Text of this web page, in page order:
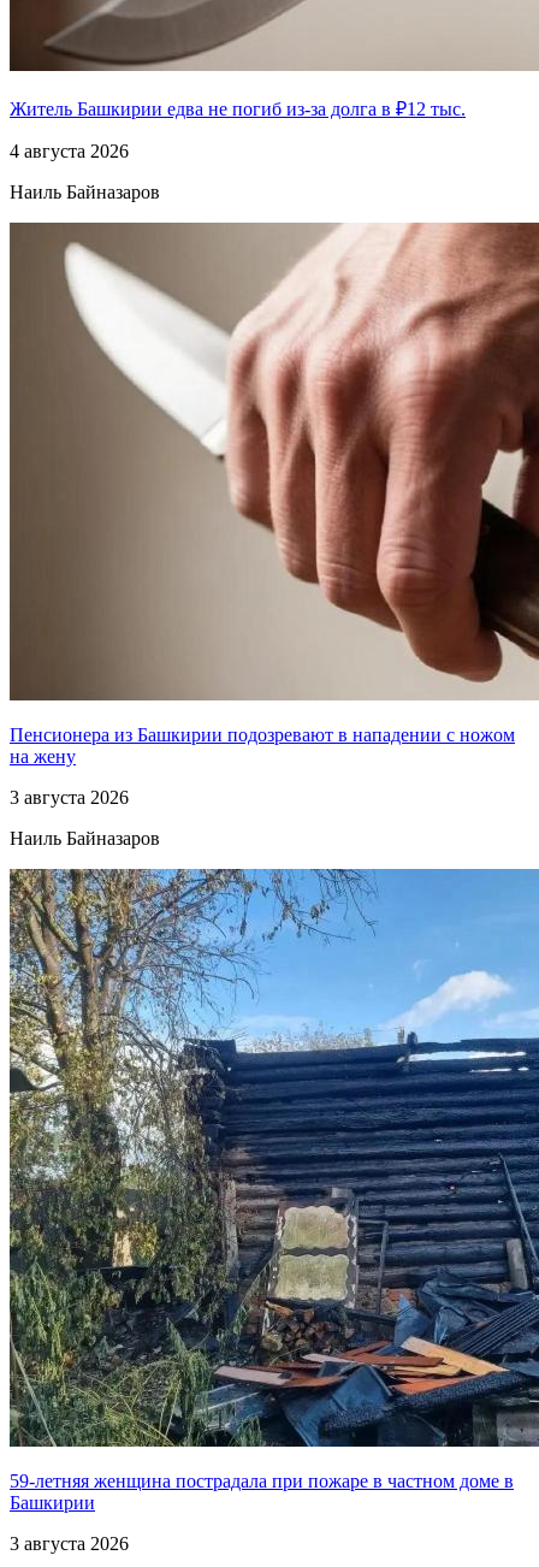
Житель Башкирии едва не погиб из-за долга в ₽12 тыс.
4 августа 2026
Наиль Байназаров
Пенсионера из Башкирии подозревают в нападении с ножом
на жену
3 августа 2026
Наиль Байназаров
59-летняя женщина пострадала при пожаре в частном доме в
Башкирии
3 августа 2026